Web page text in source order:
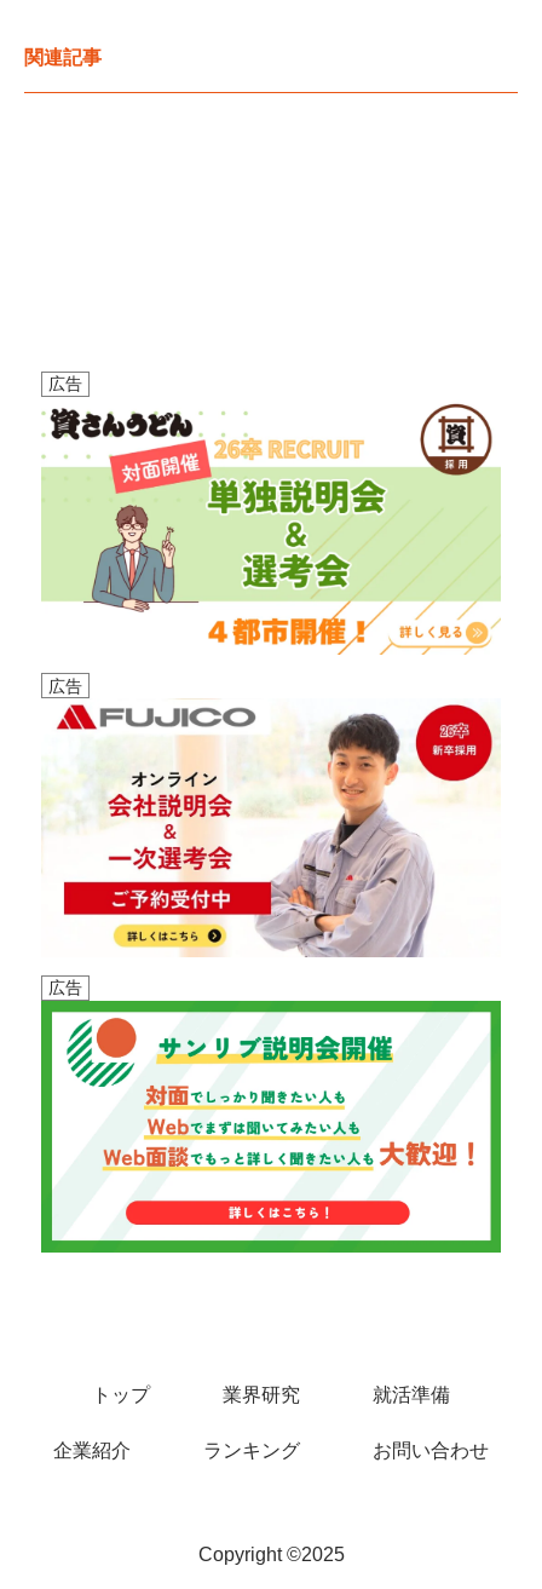
関連記事
広告
広告
広告
トップ 業界研究 就活準備
企業紹介 ランキング お問い合わせ
Copyright ©︎2025